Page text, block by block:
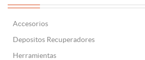
Accesorios
Depositos Recuperadores
Herramientas